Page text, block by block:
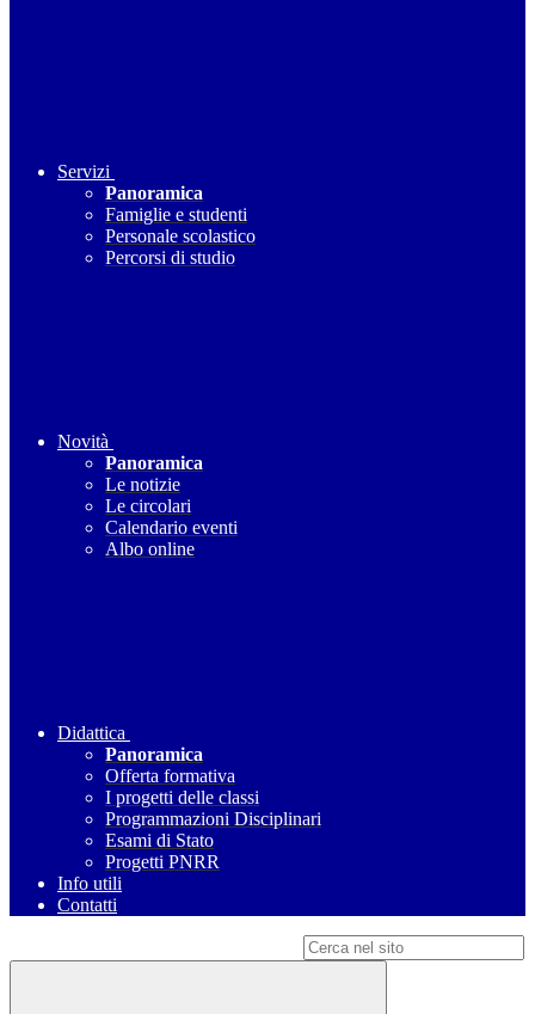
Servizi
Panoramica
Famiglie e studenti
Personale scolastico
Percorsi di studio
Novità
Panoramica
Le notizie
Le circolari
Calendario eventi
Albo online
Didattica
Panoramica
Offerta formativa
I progetti delle classi
Programmazioni Disciplinari
Esami di Stato
Progetti PNRR
Info utili
Contatti